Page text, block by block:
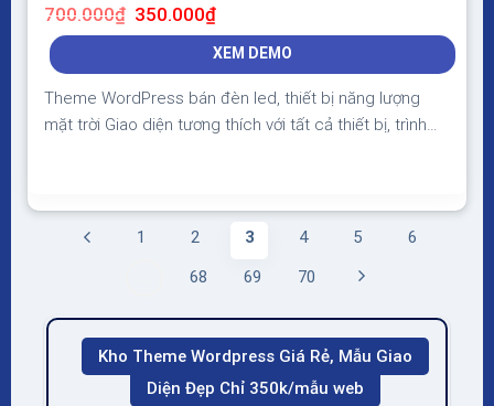
700.000₫ Giá
gốc
là:
350.000₫Giá
tại
là:
XEM DEMO
Theme WordPress bán đèn led, thiết bị năng lượng
mặt trời Giao diện tương thích với tất cả thiết bị, trình
tìm kiếm Theme sạch...
1 2 3 4 5
6
68 69 70
Kho Theme Wordpress Giá Rẻ, Mẫu Giao
Diện Đẹp Chỉ 350k/mẫu web